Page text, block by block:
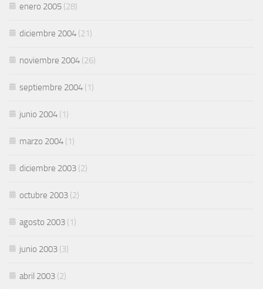
enero 2005 (28)
diciembre 2004 (21)
noviembre 2004 (26)
septiembre 2004 (1)
junio 2004 (1)
marzo 2004 (1)
diciembre 2003 (2)
octubre 2003 (2)
agosto 2003 (1)
junio 2003 (3)
abril 2003 (2)